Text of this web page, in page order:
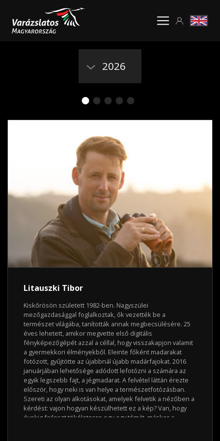
Litauszki Tibor
Kiskőrösön született 1982-ben. Nagyszülei
mezőgazdasággal foglalkoztak, ők vezették be a
természet világába, tanították annak megbecsülésére. 25
éves lehetett, amikor megvette első digitális
fényképezőgépét azzal a céllal, hogy visszakapjon valamit
a gyermekkori élményekből. Eleinte főként madarakat
fotózott, gyűjtötte az újabbnál újabb madárfajokat. 2016
januárjában lehetősége adódott lefotózni a számára az
egyik legszebb fajt, a jégmadarat. A felvétel láttán érezte
először, hogy neki is van helye a természetfotózásban.
Szereti az olyan alkotásokat, amelyek felvetik a nézőben a
kérdést: vajon hogyan készülhetett ez a kép? Van, hogy
évekig fejleszt tökéletesre egy-egy témát, máskor a